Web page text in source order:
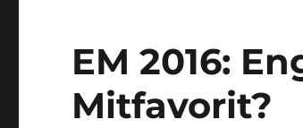
EM 2016:
Mitfavorit?